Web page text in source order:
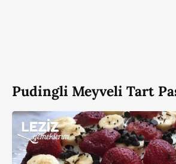
Pudingli Meyveli Tart